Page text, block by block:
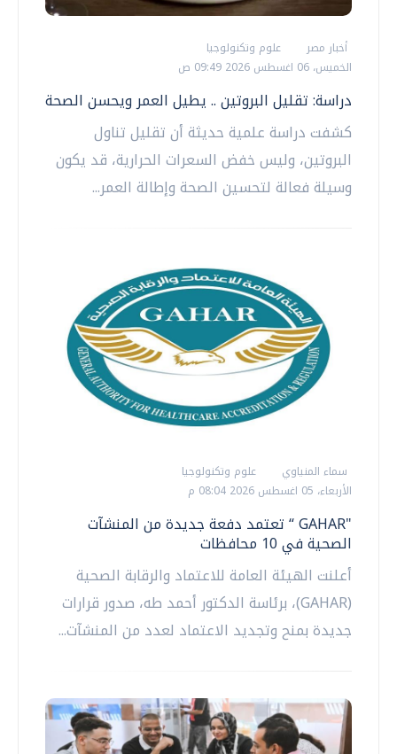
أخبار مصر
علوم وتكنولوجيا
الخميس، 06 اغسطس 2026 09:49 ص
دراسة: تقليل البروتين .. يطيل العمر ويحسن الصحة
كشفت دراسة علمية حديثة أن تقليل تناول
البروتين، وليس خفض السعرات الحرارية، قد يكون
وسيلة فعالة لتحسين الصحة وإطالة العمر...
سماء المنياوي
علوم وتكنولوجيا
الأربعاء، 05 اغسطس 2026 08:04 م
"GAHAR “ تعتمد دفعة جديدة من المنشآت
الصحية في 10 محافظات
أعلنت الهيئة العامة للاعتماد والرقابة الصحية
(GAHAR)، برئاسة الدكتور أحمد طه، صدور قرارات
جديدة بمنح وتجديد الاعتماد لعدد من المنشآت...